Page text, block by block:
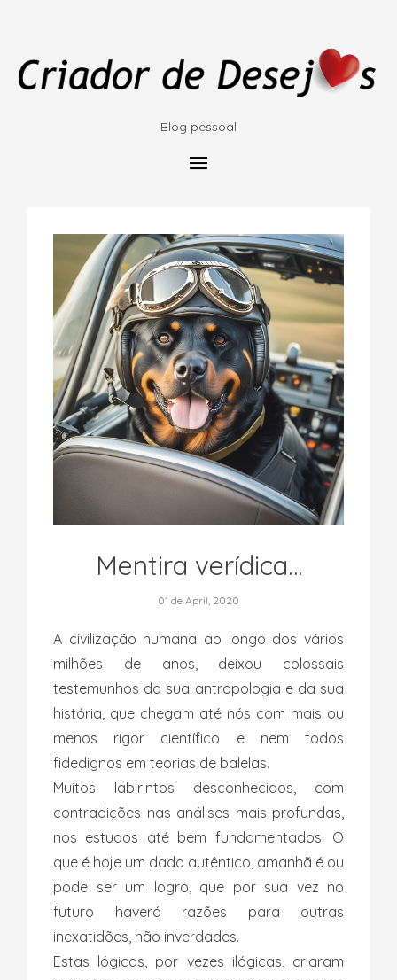
Blog pessoal
Mentira verídica…
01 de April, 2020
A civilização humana ao longo dos vários
milhões de anos, deixou colossais
testemunhos da sua antropologia e da sua
história, que chegam até nós com mais ou
menos rigor científico e nem todos
fidedignos em teorias de balelas.
Muitos labirintos desconhecidos, com
contradições nas análises mais profundas,
nos estudos até bem fundamentados. O
que é hoje um dado autêntico, amanhã é ou
pode ser um logro, que por sua vez no
futuro haverá razões para outras
inexatidões, não inverdades.
Estas lógicas, por vezes ilógicas, criaram